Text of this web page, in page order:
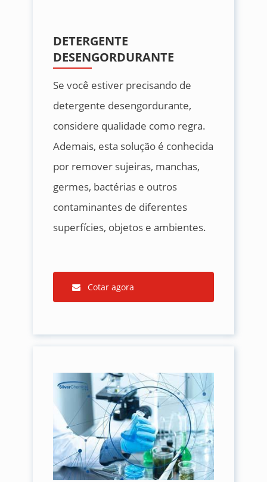
DETERGENTE
DESENGORDURANTE
Se você estiver precisando de
detergente desengordurante,
considere qualidade como regra.
Ademais, esta solução é conhecida
por remover sujeiras, manchas,
germes, bactérias e outros
contaminantes de diferentes
superfícies, objetos e ambientes.
Cotar agora